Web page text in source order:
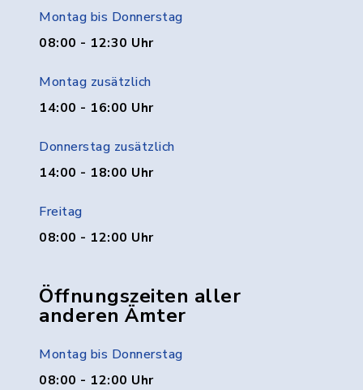
Montag bis Donnerstag
08:00 - 12:30 Uhr
Montag zusätzlich
14:00 - 16:00 Uhr
Donnerstag zusätzlich
14:00 - 18:00 Uhr
Freitag
08:00 - 12:00 Uhr
Öffnungszeiten aller
anderen Ämter
Montag bis Donnerstag
08:00 - 12:00 Uhr